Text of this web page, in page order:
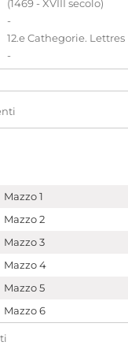
(1469 - XVIII secolo)
-
12.e Cathegorie. Lettres
-
Mazzo 1
Mazzo 2
Mazzo 3
Mazzo 4
Mazzo 5
Mazzo 6